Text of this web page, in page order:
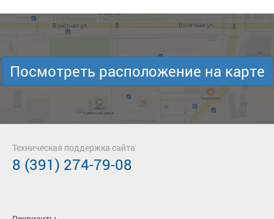
Посмотреть расположение на карте
Техническая поддержка сайта
8 (391) 274-79-08